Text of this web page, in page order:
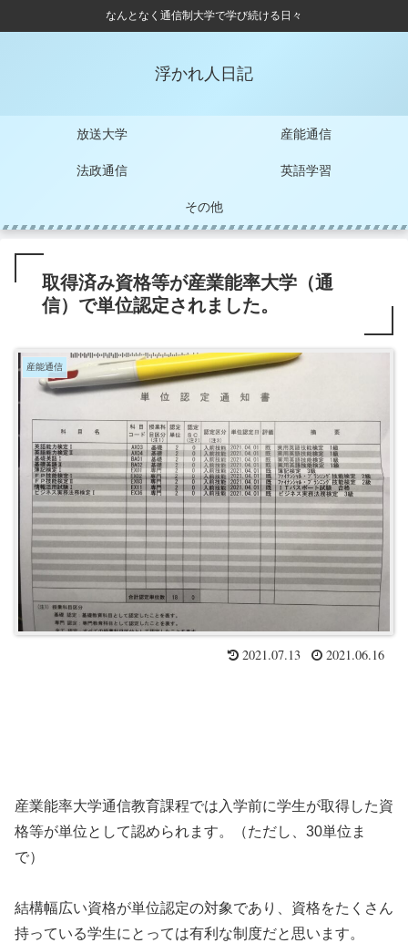
なんとなく通信制大学で学び続ける日々
浮かれ人日記
放送大学 産能通信
法政通信 英語学習
その他
取得済み資格等が産業能率大学（通
信）で単位認定されました。
産能通信
2021.07.13 2021.06.16
産業能率大学通信教育課程では入学前に学生が取得した資
格等が単位として認められます。（ただし、30単位ま
で）
結構幅広い資格が単位認定の対象であり、資格をたくさん
持っている学生にとっては有利な制度だと思います。